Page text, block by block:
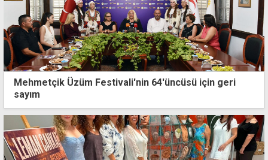
Mehmetçik Üzüm Festivali'nin 64'üncüsü için geri
sayım